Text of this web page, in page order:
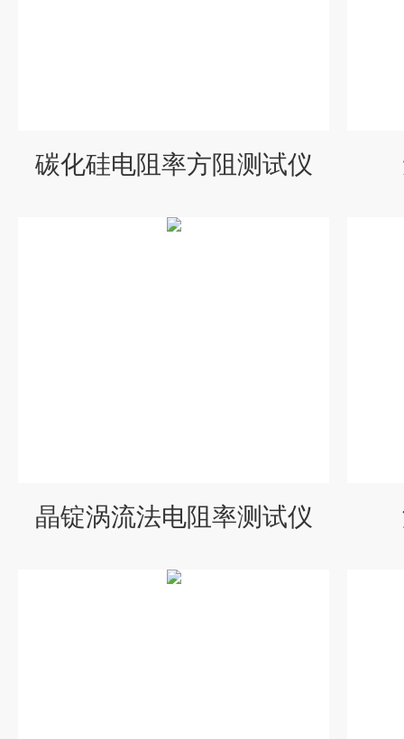
碳化硅电阻率方阻测试仪
晶锭涡流法电阻率测试仪